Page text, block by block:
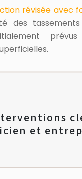
révisée avec
des tassements
et